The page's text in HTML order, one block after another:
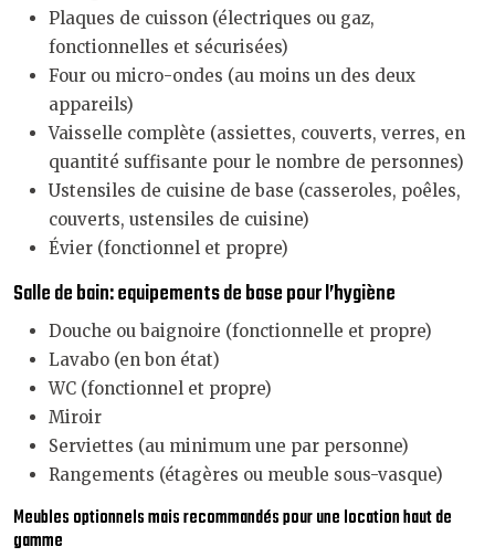
Plaques de cuisson (électriques ou gaz,
fonctionnelles et sécurisées)
Four ou micro-ondes (au moins un des deux
appareils)
Vaisselle complète (assiettes, couverts, verres, en
quantité suffisante pour le nombre de personnes)
Ustensiles de cuisine de base (casseroles, poêles,
couverts, ustensiles de cuisine)
Évier (fonctionnel et propre)
Salle de bain: equipements de base pour l’hygiène
Douche ou baignoire (fonctionnelle et propre)
Lavabo (en bon état)
WC (fonctionnel et propre)
Miroir
Serviettes (au minimum une par personne)
Rangements (étagères ou meuble sous-vasque)
Meubles optionnels mais recommandés pour une location haut de
gamme